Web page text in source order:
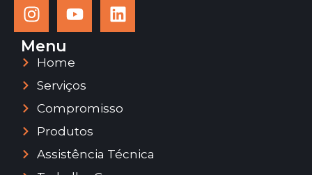
Menu
Home
Serviços
Compromisso
Produtos
Assistência Técnica